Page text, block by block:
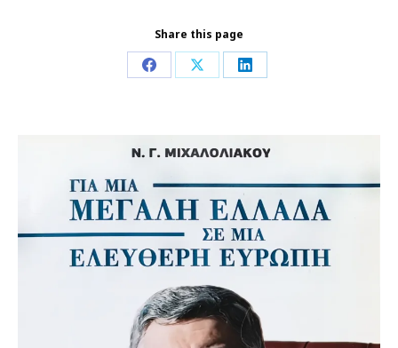
Share this page
Share Share Share